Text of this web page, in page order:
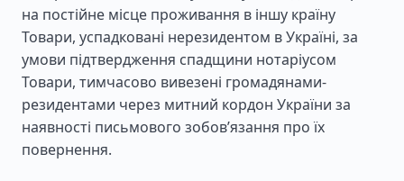
на постійне місце проживання в іншу країну
Товари, успадковані нерезидентом в Україні, за
умови підтвердження спадщини нотаріусом
Товари, тимчасово вивезені громадянами-
резидентами через митний кордон України за
наявності письмового зобов’язання про їх
повернення.